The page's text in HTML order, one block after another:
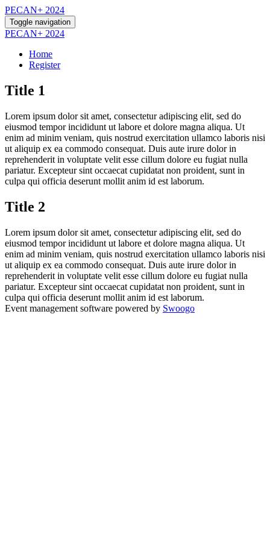
PECAN+ 2024
Toggle navigation
PECAN+ 2024
Home
Register
Title 1
Lorem ipsum dolor sit amet, consectetur adipiscing elit, sed do
eiusmod tempor incididunt ut labore et dolore magna aliqua. Ut
enim ad minim veniam, quis nostrud exercitation ullamco laboris nisi
ut aliquip ex ea commodo consequat. Duis aute irure dolor in
reprehenderit in voluptate velit esse cillum dolore eu fugiat nulla
pariatur. Excepteur sint occaecat cupidatat non proident, sunt in
culpa qui officia deserunt mollit anim id est laborum.
Title 2
Lorem ipsum dolor sit amet, consectetur adipiscing elit, sed do
eiusmod tempor incididunt ut labore et dolore magna aliqua. Ut
enim ad minim veniam, quis nostrud exercitation ullamco laboris nisi
ut aliquip ex ea commodo consequat. Duis aute irure dolor in
reprehenderit in voluptate velit esse cillum dolore eu fugiat nulla
pariatur. Excepteur sint occaecat cupidatat non proident, sunt in
culpa qui officia deserunt mollit anim id est laborum.
Event management software powered by Swoogo